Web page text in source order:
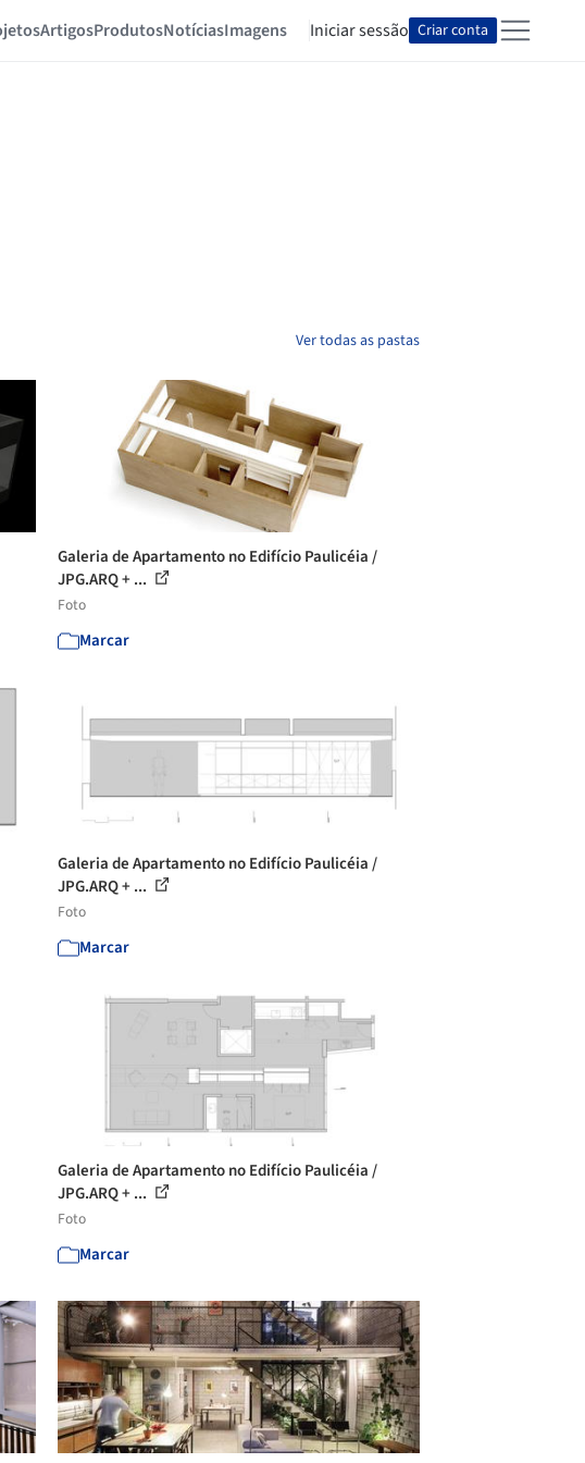
ArtigosProdutosNotíciasImagens Iniciar sessão Criar conta
Ver todas as pastas
Galeria de Apartamento no Edifício Paulicéia /
JPG.ARQ + ...
Foto
Marcar
Galeria de Apartamento no Edifício Paulicéia /
JPG.ARQ + ...
Foto
Marcar
Galeria de Apartamento no Edifício Paulicéia /
JPG.ARQ + ...
Foto
Marcar